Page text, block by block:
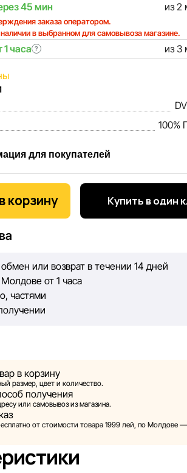
45 мин из 2
заказа оператором.
в выбранном для самовывоза магазине.
1 часа ? из 3
100%
для покупателей
день мы работаем над тем, чтобы
и услугах, представленная на
информацией, чтобы вы
на постоянный контроль, Sportlandia
точность всех данных,
технических ошибок или сбоев.
ссылки на которые могут быть
за собой право в одностороннем
уведомления вносить изменения в
потребительские свойства товаров.
на сайте, являются
о товарах предоставляется в
корзину Купить в один
или возврат в течении 14 дней
от 1 часа
частями
в корзину
размер, цвет и количество.
получения
или самовывоз из магазина.
от стоимости товара 1999 лей, по Молдове —